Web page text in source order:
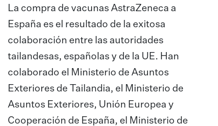
La compra de vacunas AstraZeneca a
España es el resultado de la exitosa
colaboración entre las autoridades
tailandesas, españolas y de la UE. Han
colaborado el Ministerio de Asuntos
Exteriores de Tailandia, el Ministerio de
Asuntos Exteriores, Unión Europea y
Cooperación de España, el Ministerio de